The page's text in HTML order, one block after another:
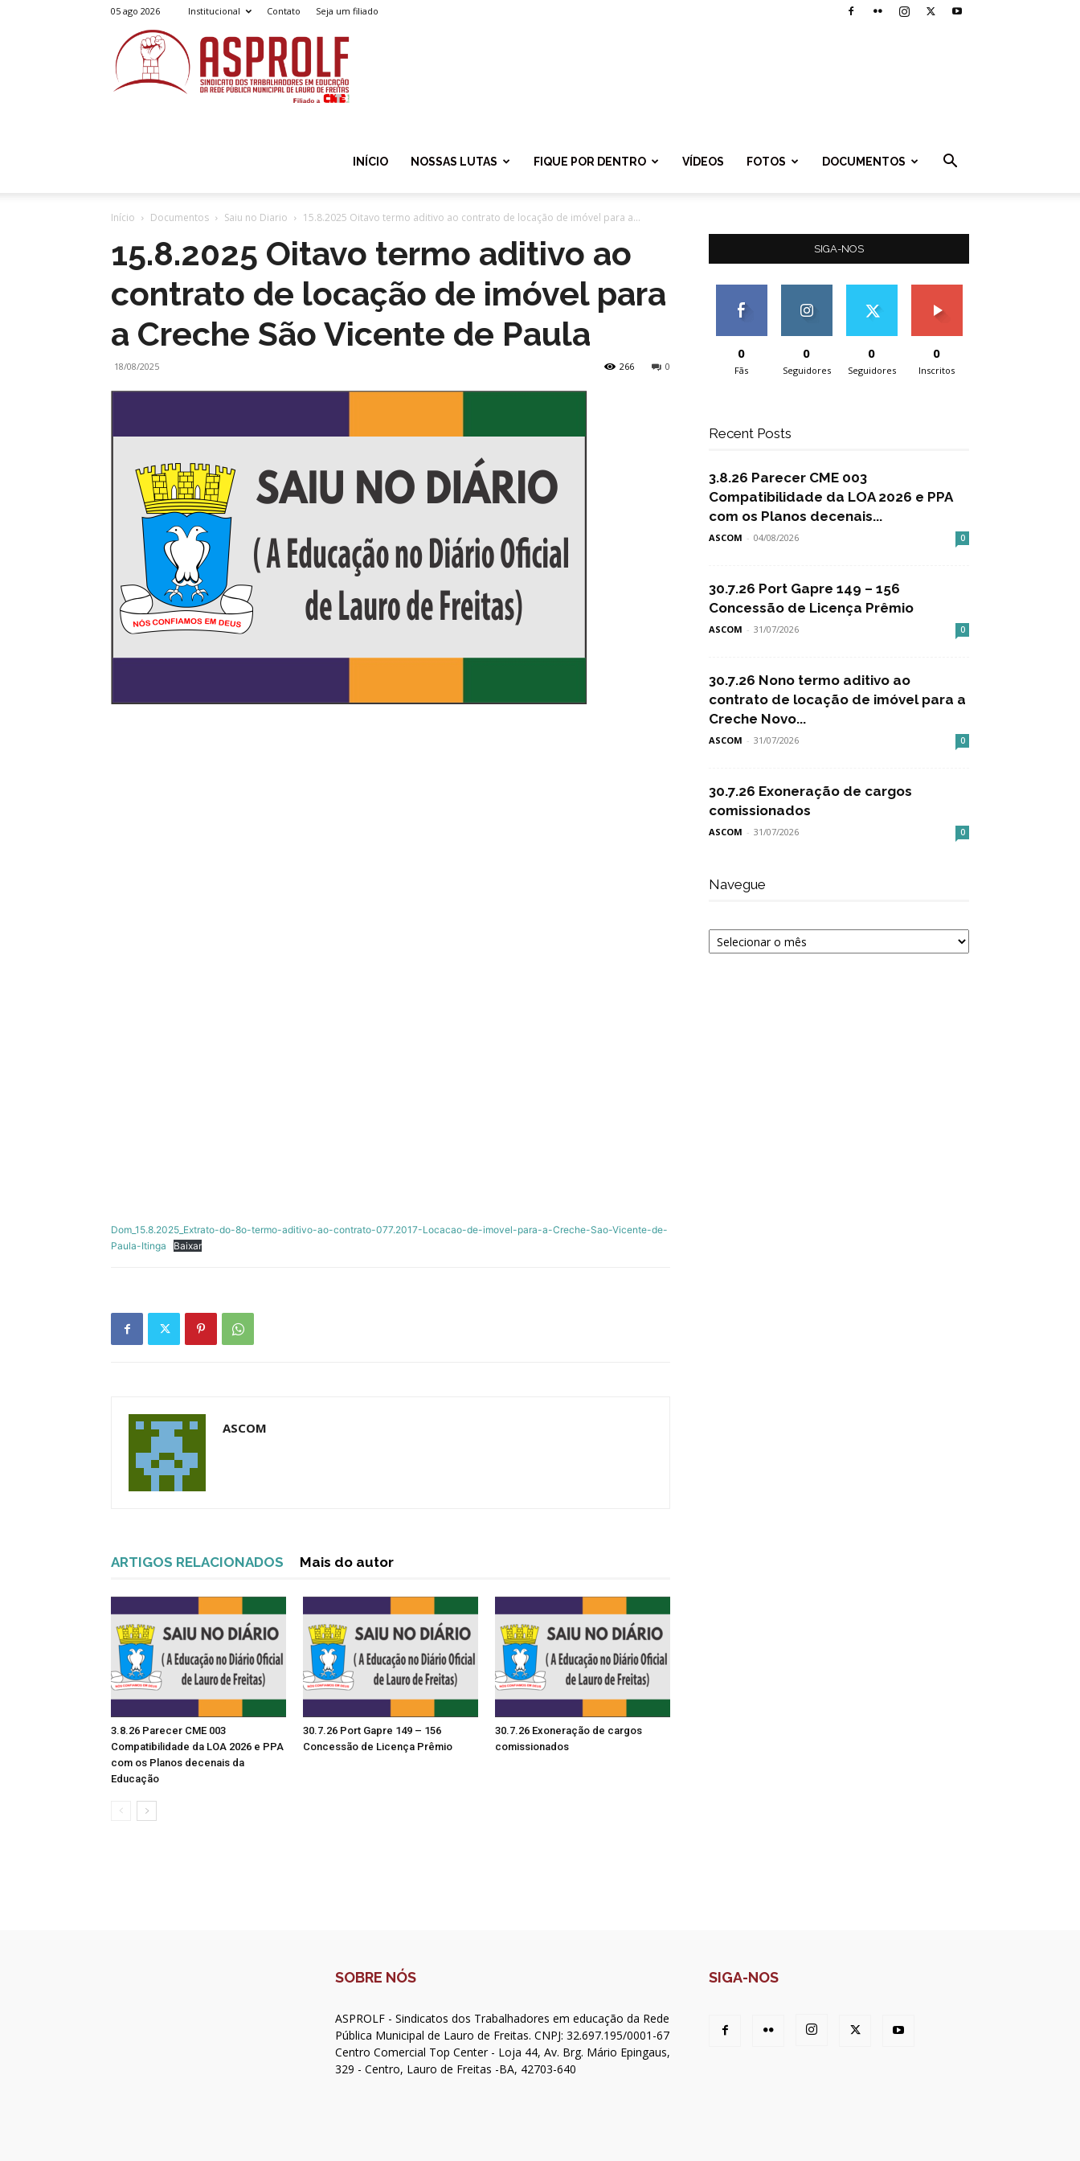
05 ago 2026 Institucional Contato Seja um filiado
INÍCIO NOSSAS LUTAS FIQUE POR DENTRO VÍDEOS FOTOS DOCUMENTOS
Início Documentos Saiu no Diario 15.8.2025 Oitavo termo aditivo ao contrato de locação de imóvel para a...
15.8.2025 Oitavo termo aditivo ao
contrato de locação de imóvel para
a Creche São Vicente de Paula
18/08/2025 0
266
Dom_15.8.2025_Extrato-do-8o-termo-aditivo-ao-contrato-077.2017-Locacao-de-imovel-para-a-Creche-Sao-Vicente-de-
Paula-Itinga
Baixar
ASCOM
ARTIGOS RELACIONADOS Mais do autor
3.8.26 Parecer CME 003
Compatibilidade da LOA 2026 e PPA
com os Planos decenais da
Educação
30.7.26 Port Gapre 149 – 156
Concessão de Licença Prêmio
30.7.26 Exoneração de cargos
comissionados
SIGA-NOS
0
Fãs
0
Seguidores
0
Seguidores
0
Inscritos
Recent Posts
3.8.26 Parecer CME 003
Compatibilidade da LOA 2026 e PPA
com os Planos decenais...
ASCOM - 04/08/2026 0
30.7.26 Port Gapre 149 – 156
Concessão de Licença Prêmio
ASCOM - 31/07/2026 0
30.7.26 Nono termo aditivo ao
contrato de locação de imóvel para a
Creche Novo...
ASCOM - 31/07/2026 0
30.7.26 Exoneração de cargos
comissionados
ASCOM - 31/07/2026 0
Navegue
Navegue
SOBRE NÓS
ASPROLF - Sindicatos dos Trabalhadores em educação da Rede
Pública Municipal de Lauro de Freitas. CNPJ: 32.697.195/0001-67
Centro Comercial Top Center - Loja 44, Av. Brg. Mário Epingaus,
329 - Centro, Lauro de Freitas -BA, 42703-640
SIGA-NOS